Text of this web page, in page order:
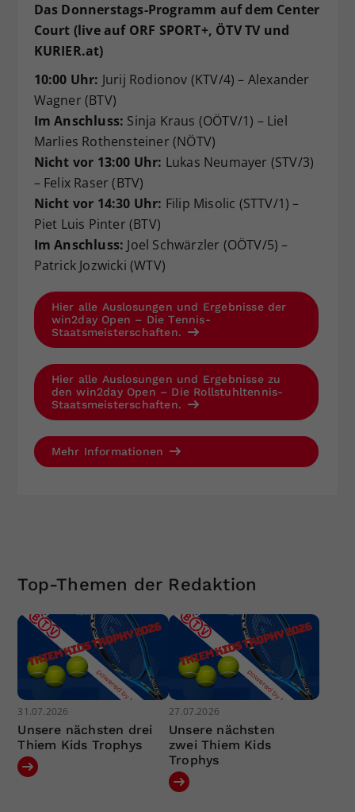
Das Donnerstags-Programm auf dem Center
Court (live auf ORF SPORT+, ÖTV TV und
KURIER.at)
10:00 Uhr: Jurij Rodionov (KTV/4) – Alexander
Wagner (BTV)
Im Anschluss: Sinja Kraus (OÖTV/1) – Liel
Marlies Rothensteiner (NÖTV)
Nicht vor 13:00 Uhr: Lukas Neumayer (STV/3)
– Felix Raser (BTV)
Nicht vor 14:30 Uhr: Filip Misolic (STTV/1) –
Piet Luis Pinter (BTV)
Im Anschluss: Joel Schwärzler (OÖTV/5) –
Patrick Jozwicki (WTV)
Hier alle Auslosungen und Ergebnisse der
win2day Open – Die Tennis-
Staatsmeisterschaften.
Hier alle Auslosungen und Ergebnisse zu
den win2day Open – Die Rollstuhltennis-
Staatsmeisterschaften.
Mehr Informationen
Top-Themen der Redaktion
31.07.2026
Unsere nächsten drei
Thiem Kids Trophys
27.07.2026
Unsere nächsten
zwei Thiem Kids
Trophys